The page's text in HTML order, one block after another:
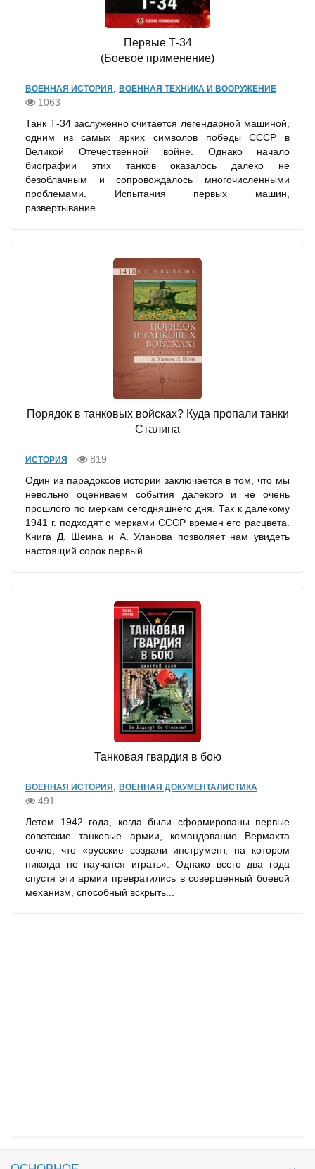
Первые Т-34
(Боевое применение)
ВОЕННАЯ ИСТОРИЯ ВОЕННАЯ ТЕХНИКА И ВООРУЖЕНИЕ
1063
Танк Т-34 заслуженно считается легендарной машиной,
одним из самых ярких символов победы СССР в
Великой Отечественной войне. Однако начало
биографии этих танков оказалось далеко не
безоблачным и сопровождалось многочисленными
проблемами. Испытания первых машин,
развертывание...
Порядок в танковых войсках? Куда пропали танки
Сталина
ИСТОРИЯ
819
Один из парадоксов истории заключается в том, что мы
невольно оцениваем события далекого и не очень
прошлого по меркам сегодняшнего дня. Так к далекому
1941 г. подходят с мерками СССР времен его расцвета.
Книга Д. Шеина и А. Уланова позволяет нам увидеть
настоящий сорок первый...
Танковая гвардия в бою
ВОЕННАЯ ИСТОРИЯ ВОЕННАЯ ДОКУМЕНТАЛИСТИКА
491
Летом 1942 года, когда были сформированы первые
советские танковые армии, командование Вермахта
сочло, что «русские создали инструмент, на котором
никогда не научатся играть». Однако всего два года
спустя эти армии превратились в совершенный боевой
механизм, способный вскрыть...